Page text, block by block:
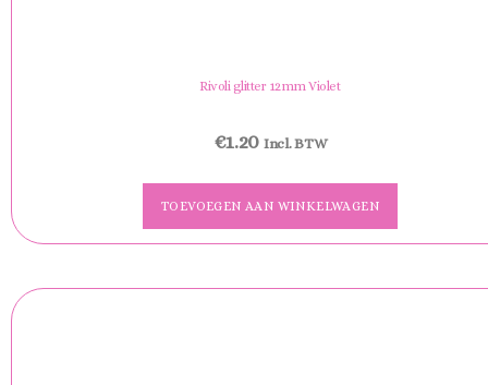
Rivoli glitter 12mm Violet
€1.20 Incl. BTW
TOEVOEGEN AAN WINKELWAGEN